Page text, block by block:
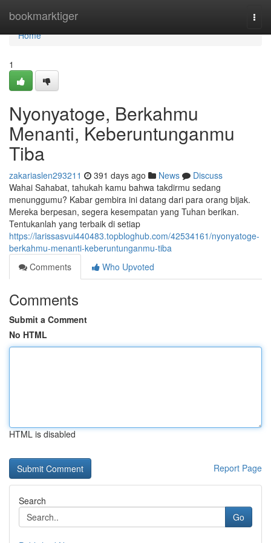
bookmarktiger
Home
Home
1
Nyonyatoge, Berkahmu
Menanti, Keberuntunganmu
Tiba
zakariaslen293211 391 days ago News
Discuss
Wahai Sahabat, tahukah kamu bahwa takdirmu sedang
menunggumu? Kabar gembira ini datang dari para orang bijak.
Mereka berpesan, segera kesempatan yang Tuhan berikan.
Tentukanlah yang terbaik di setiap
https://larissasvui440483.topbloghub.com/42534161/nyonyatoge-
berkahmu-menanti-keberuntunganmu-tiba
Comments
Who Upvoted
Comments
Submit a Comment
No HTML
HTML is disabled
Report Page
Search
Go